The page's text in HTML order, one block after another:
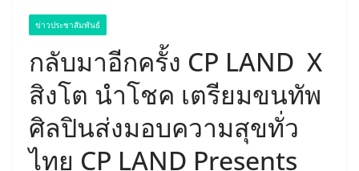
ข่าวประชาสัมพันธ์
กลับมาอีกครั้ง CP LAND X
สิงโต นำโชค เตรียมขนทัพ
ศิลปินส่งมอบความสุขทั่ว
ไทย CP LAND Presents